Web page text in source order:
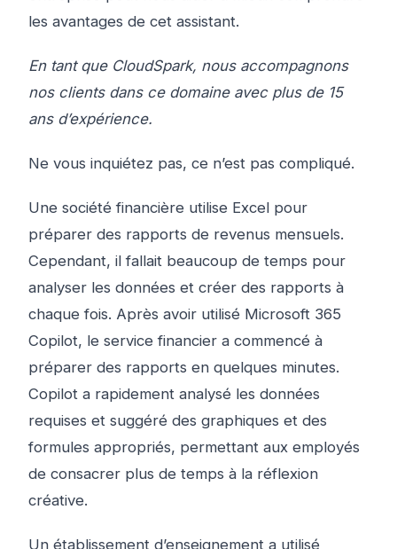
les avantages de cet assistant.
En tant que CloudSpark, nous accompagnons
nos clients dans ce domaine avec plus de 15
ans d’expérience.
Ne vous inquiétez pas, ce n’est pas compliqué.
Une société financière utilise Excel pour
préparer des rapports de revenus mensuels.
Cependant, il fallait beaucoup de temps pour
analyser les données et créer des rapports à
chaque fois. Après avoir utilisé Microsoft 365
Copilot, le service financier a commencé à
préparer des rapports en quelques minutes.
Copilot a rapidement analysé les données
requises et suggéré des graphiques et des
formules appropriés, permettant aux employés
de consacrer plus de temps à la réflexion
créative.
Un établissement d’enseignement a utilisé